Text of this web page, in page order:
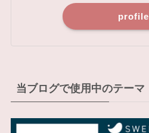
profile
当ブログで使用中のテーマ